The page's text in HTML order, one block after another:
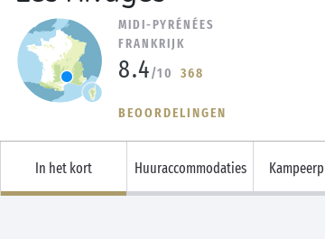
MIDI-PYRÉNÉES
FRANKRIJK
8.4/10 368
BEOORDELINGEN
In het kort Huuraccommodaties